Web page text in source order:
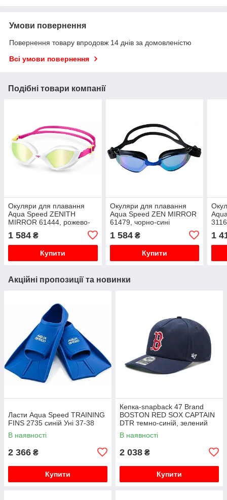
Умови повернення
Повернення товару впродовж 14 днів за домовленістю
Всі умови повернення
Подібні товари компанії
Окуляри для плавання
Aqua Speed ZENITH
MIRROR 61444, рожево-
1 584 ₴
Купити
Окуляри для плавання
Aqua Speed ZEN MIRROR
61479, чорно-сині
1 584₴
Купити
1
Акційні пропозиції та новинки
Ласти Aqua Speed TRAINING
FINS 2735 синій Уні 37-38
В наявності
2 366 ₴
Купити
Кепка-snapback 47 Brand
BOSTON RED SOX CAPTAIN
DTR темно-синій, зелений
Уні OSFA
В наявності
2 038 ₴
Купити